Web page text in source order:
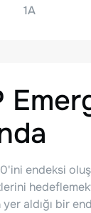
1A
endeksi
aldığı bir